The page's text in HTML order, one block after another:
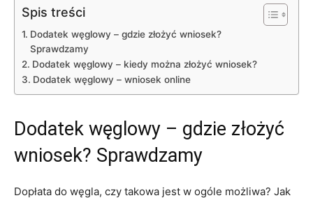
Spis treści
Dodatek węglowy – gdzie złożyć wniosek?
Sprawdzamy
Dodatek węglowy – kiedy można złożyć wniosek?
Dodatek węglowy – wniosek online
Dodatek węglowy – gdzie złożyć
wniosek? Sprawdzamy
Dopłata do węgla, czy takowa jest w ogóle możliwa? Jak